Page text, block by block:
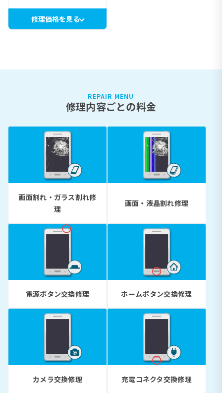
修理価格を見る
REPAIR MENU
修理内容ごとの料金
画面割れ・ガラス割れ修
理
画面・液晶割れ修理
電源ボタン交換修理 ホームボタン交換修理
カメラ交換修理 充電コネクタ交換修理